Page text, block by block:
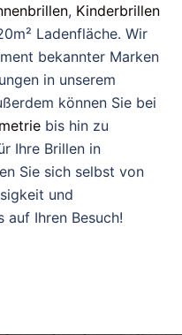
, Kinderbrillen
Ladenfläche. Wir
bekannter Marken
in unserem
können Sie bei
bis hin zu
Ihre Brillen in
Sie sich selbst von
und
auf Ihren Besuch!